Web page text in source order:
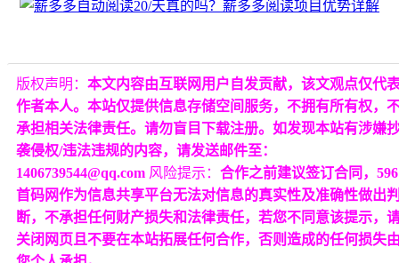
版权声明： 本文内容由互联网用户自发贡献，该文观点仅代
作者本人。本站仅提供信息存储空间服务，不拥有所有权，
承担相关法律责任。请勿盲目下载注册。如发现本站有涉嫌
袭侵权/违法违规的内容，请发送邮件至：
1406739544@qq.com 风险提示： 合作之前建议签订合同，596
首码网作为信息共享平台无法对信息的真实性及准确性做出
断，不承担任何财产损失和法律责任，若您不同意该提示，
关闭网页且不要在本站拓展任何合作，否则造成的任何损失